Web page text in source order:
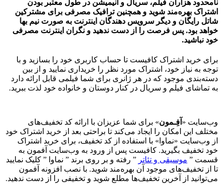
نامحدود هزاران فیلم، سریال و انیمیشن در طول معتبر بودن
اشتراک بهره‌مند شوید و همچنین ترافیک مصرفی برای مشترکین
شاتل رایگان و دیگر سرویس دهندگان اینترنت به صورت نیم بها
خواهد بود. پس فرصت را از دست ندهید و نگران اینترنت مصرفی
خود نباشید.
برای خرید اشتراک کافیست تا حساب کاربری خود را بسازید و با
توجه به نیاز خود، اشتراک مورد نظر را خریداری نمایید و از بین
دسته‌بندی موجود که در هر ژانری برای شما فیلمی قابل ارائه دارد
به تماشای فیلم و سریال در کنار دوستان و خانواده خود لذت ببرید.
وب‌سایت «آفِـمون» برای شما عزیزان با ارائه کد تخفیف‌های
مختلف این امکان را ایجاد می‌کند تا براحتی بعد از خرید اشتراک خود
از وب‌سایت «نماوا» با استفاده از کد تخفیف، برای خرید اشتراک
خود تخفیف بگیرید. کافیست پس از ورود به وب‌سایت آفمون به
قسمت ” موسیقی و تئاتر ” رفته و بر روی برند ” نماوا ” کلیک نمایید
تا از تخفیف‌های موجود آن بهره‌مند شوید. با نصب افزونه آفمون
می‌توانید از آخرین تخفیف‌ها مطلع شوید و تخفیفی را از دست ندهید.